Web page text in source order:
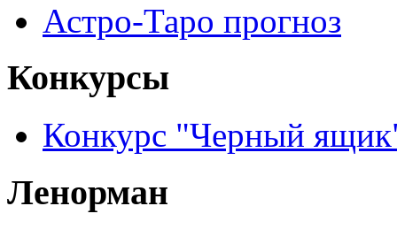
Астро-Таро прогноз
Конкурсы
Конкурс "Черный
Ленорман